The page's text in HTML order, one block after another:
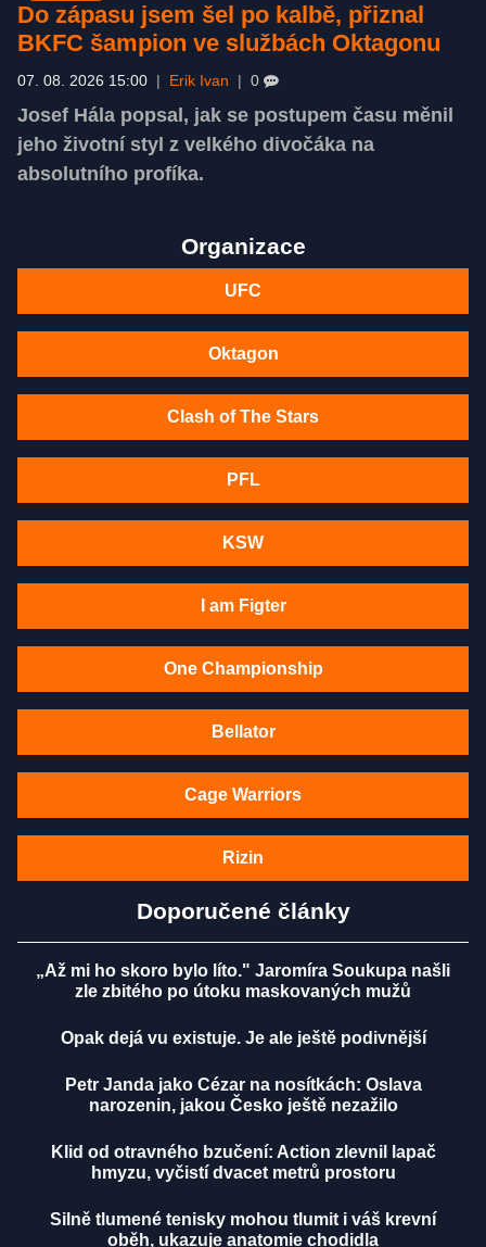
Do zápasu jsem šel po kalbě, přiznal
BKFC šampion ve službách Oktagonu
07. 08. 2026 15:00 Erik Ivan 0
Josef Hála popsal, jak se postupem času měnil
jeho životní styl z velkého divočáka na
absolutního profíka.
Organizace
UFC
Oktagon
Clash of The Stars
PFL
KSW
I am Figter
One Championship
Bellator
Cage Warriors
Rizin
Doporučené články
„Až mi ho skoro bylo líto." Jaromíra Soukupa našli
zle zbitého po útoku maskovaných mužů
Opak dejá vu existuje. Je ale ještě podivnější
Petr Janda jako Cézar na nosítkách: Oslava
narozenin, jakou Česko ještě nezažilo
Klid od otravného bzučení: Action zlevnil lapač
hmyzu, vyčistí dvacet metrů prostoru
Silně tlumené tenisky mohou tlumit i váš krevní
oběh, ukazuje anatomie chodidla